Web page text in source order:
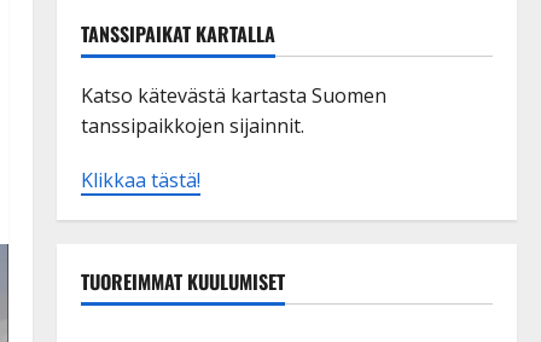
TANSSIPAIKAT KARTALLA
Katso kätevästä kartasta Suomen
tanssipaikkojen sijainnit.
Klikkaa tästä!
TUOREIMMAT KUULUMISET